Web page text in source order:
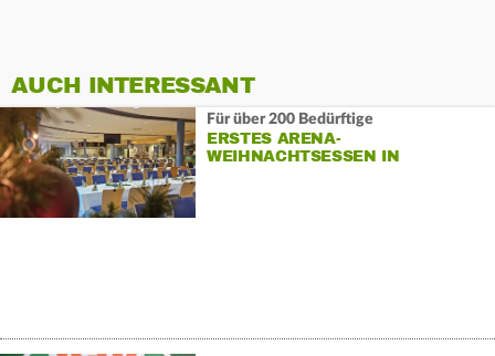
AUCH INTERESSANT
Für über 200 Bedürftige
ERSTES ARENA-
WEIHNACHTSESSEN IN